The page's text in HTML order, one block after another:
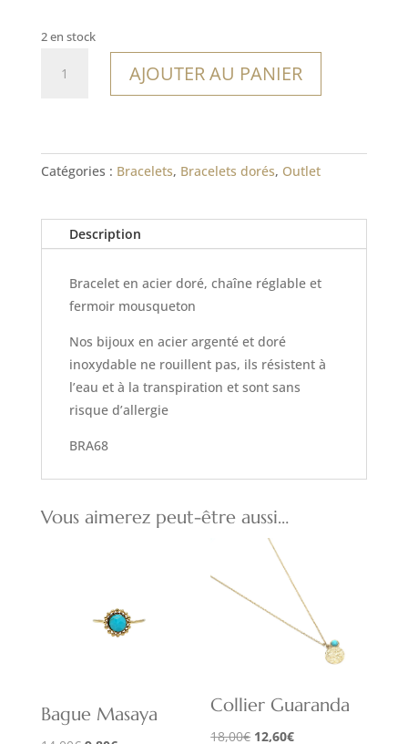
2 en stock
AJOUTER AU PANIER
Catégories : Bracelets, Bracelets dorés, Outlet
Description
Bracelet en acier doré, chaîne réglable et
fermoir mousqueton
Nos bijoux en acier argenté et doré
inoxydable ne rouillent pas, ils résistent à
l’eau et à la transpiration et sont sans
risque d’allergie
BRA68
Vous aimerez peut-être aussi…
Bague Masaya Collier Guaranda
18,00€ Le
12,60€Le